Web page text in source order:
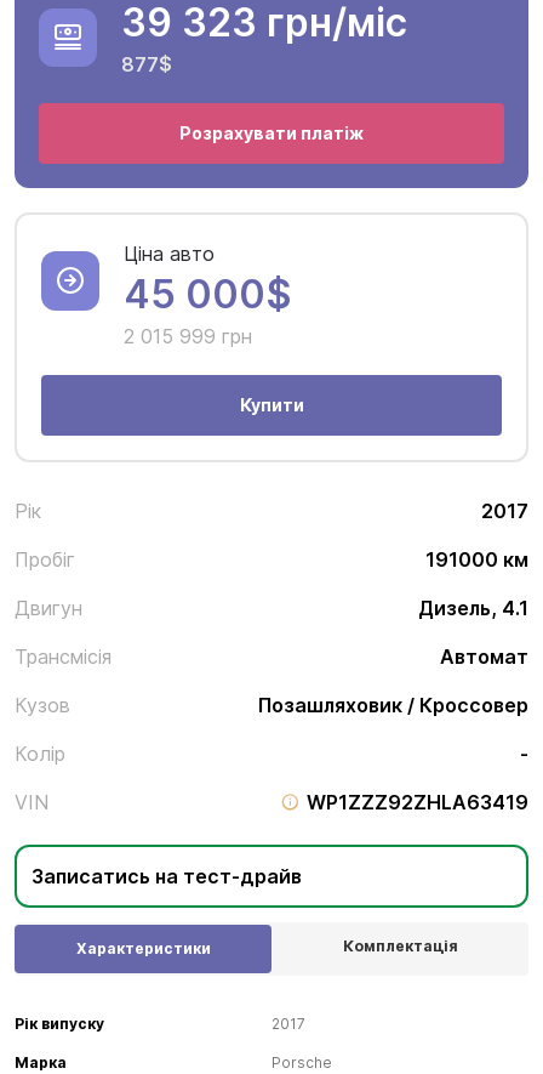
Рік
2017
Пробіг
191000 км
Двигун
Дизель, 4.1
Трансмісія
Автомат
Кузов
Позашляховик / Кроссовер
Колір
-
VIN
WP1ZZZ92ZHLA63419
Записатись на тест-драйв
39 323 грн/міс
877$
Розрахувати платіж
Ціна авто
45 000$
2 015 999 грн
Купити
Характеристики Комплектація
Рік випуску 2017
Марка Porsche